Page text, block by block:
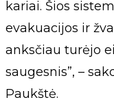
kariai. Šios
evakuacijos ir
anksčiau turėjo
saugesnis”, –
Paukštė.